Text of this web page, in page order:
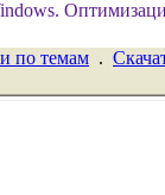
по темам .